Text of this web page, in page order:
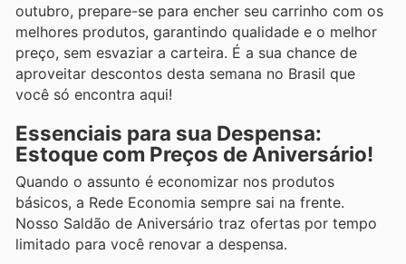
outubro, prepare-se para encher seu carrinho com os
melhores produtos, garantindo qualidade e o melhor
preço, sem esvaziar a carteira. É a sua chance de
aproveitar descontos desta semana no Brasil que
você só encontra aqui!
Essenciais para sua Despensa:
Estoque com Preços de Aniversário!
Quando o assunto é economizar nos produtos
básicos, a Rede Economia sempre sai na frente.
Nosso Saldão de Aniversário traz ofertas por tempo
limitado para você renovar a despensa.